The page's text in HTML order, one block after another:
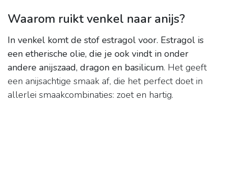
Waarom ruikt venkel naar anijs?
In venkel komt de stof estragol voor. Estragol is
een etherische olie, die je ook vindt in onder
andere anijszaad, dragon en basilicum. Het geeft
een anijsachtige smaak af, die het perfect doet in
allerlei smaakcombinaties: zoet en hartig.